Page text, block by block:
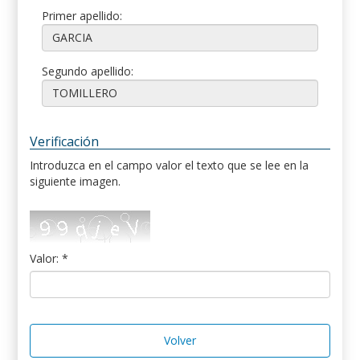
Primer apellido:
Segundo apellido:
Verificación
Introduzca en el campo valor el texto que se lee en la
siguiente imagen.
Valor: *
Volver